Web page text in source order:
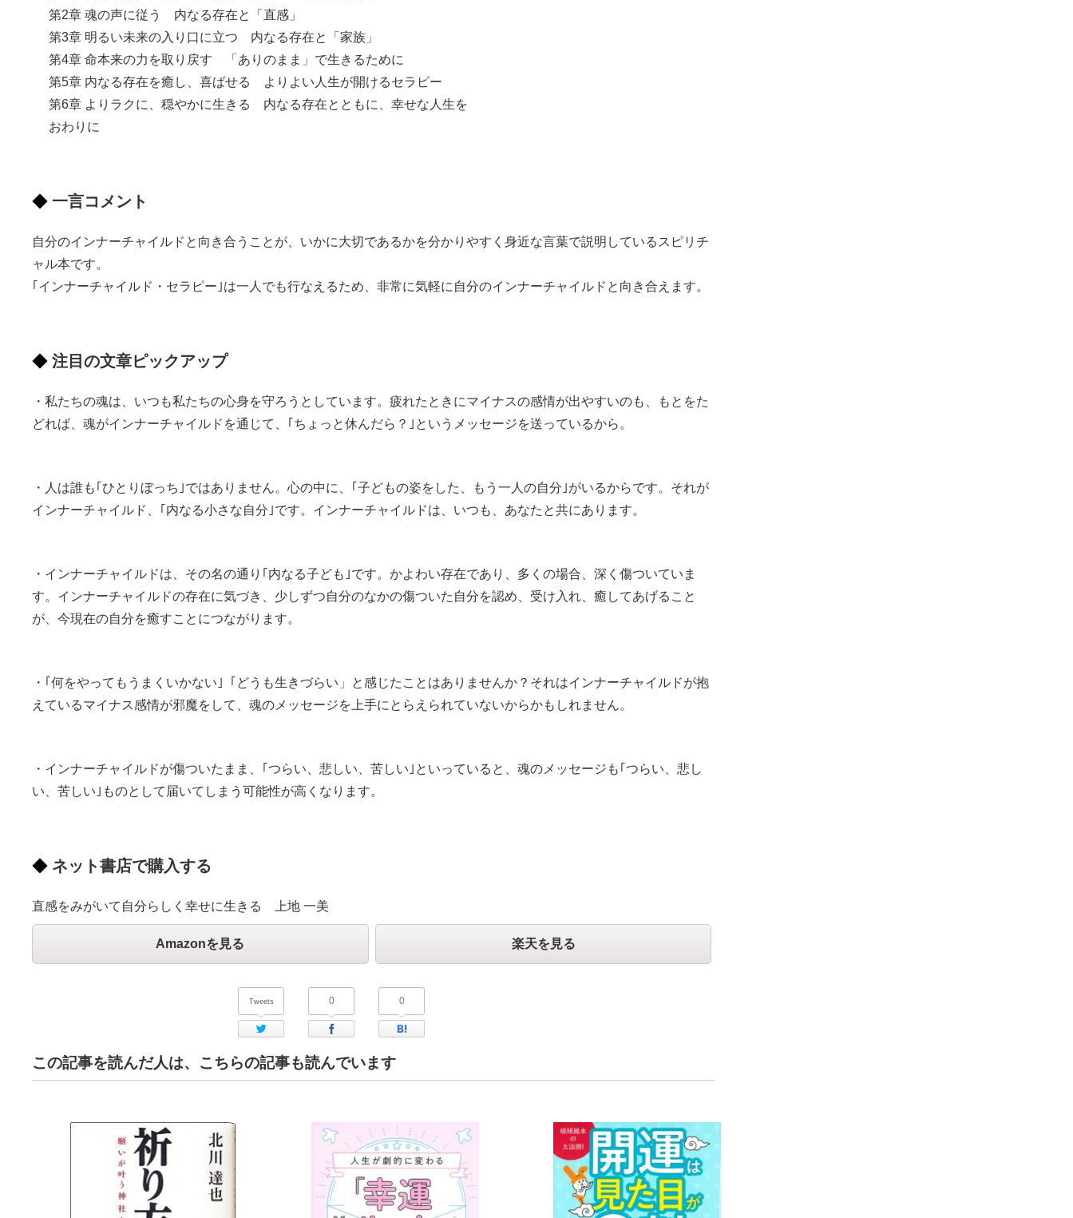
第2章 魂の声に従う 内なる存在と「直感」
第3章 明るい未来の入り口に立つ 内なる存在と「家族」
第4章 命本来の力を取り戻す 「ありのまま」で生きるために
第5章 内なる存在を癒し、喜ばせる よりよい人生が開けるセラピー
第6章 よりラクに、穏やかに生きる 内なる存在とともに、幸せな人生を
おわりに
一言コメント
自分のインナーチャイルドと向き合うことが、いかに大切であるかを分かりやすく身近な言葉で説明しているスピリチ
ャル本です。
｢インナーチャイルド・セラピー｣は一人でも行なえるため、非常に気軽に自分のインナーチャイルドと向き合えます。
注目の文章ピックアップ
・私たちの魂は、いつも私たちの心身を守ろうとしています。疲れたときにマイナスの感情が出やすいのも、もとをた
どれば、魂がインナーチャイルドを通じて、｢ちょっと休んだら？｣というメッセージを送っているから。
・人は誰も｢ひとりぼっち｣ではありません。心の中に、｢子どもの姿をした、もう一人の自分｣がいるからです。それが
インナーチャイルド、｢内なる小さな自分｣です。インナーチャイルドは、いつも、あなたと共にあります。
・インナーチャイルドは、その名の通り｢内なる子ども｣です。かよわい存在であり、多くの場合、深く傷ついていま
す。インナーチャイルドの存在に気づき、少しずつ自分のなかの傷ついた自分を認め、受け入れ、癒してあげること
が、今現在の自分を癒すことにつながります。
・｢何をやってもうまくいかない｣「どうも生きづらい」と感じたことはありませんか？それはインナーチャイルドが抱
えているマイナス感情が邪魔をして、魂のメッセージを上手にとらえられていないからかもしれません。
・インナーチャイルドが傷ついたまま、｢つらい、悲しい、苦しい｣といっていると、魂のメッセージも｢つらい、悲し
い、苦しい｣ものとして届いてしまう可能性が高くなります。
ネット書店で購入する
直感をみがいて自分らしく幸せに生きる 上地 一美
Amazonを見る 楽天を見る
Tweets
Twitter
0
Facebook
0
この記事を読んだ人は、こちらの記事も読んでいます